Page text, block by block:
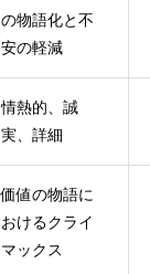
の物語化と不
安の軽減
情熱的、誠
実、詳細
価値の物語に
おけるクライ
マックス